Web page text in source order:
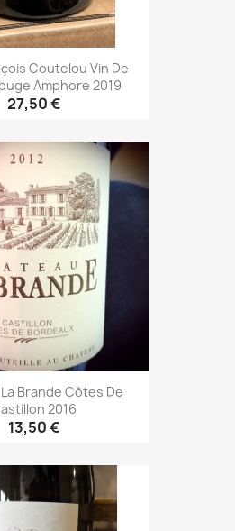
Coutelou Vin De
Amphore 2019
27,50 €
Brande Côtes De
2016
13,50 €